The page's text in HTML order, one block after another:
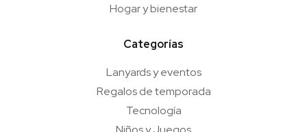
Hogar y bienestar
Categorías
Lanyards y eventos
Regalos de temporada
Tecnología